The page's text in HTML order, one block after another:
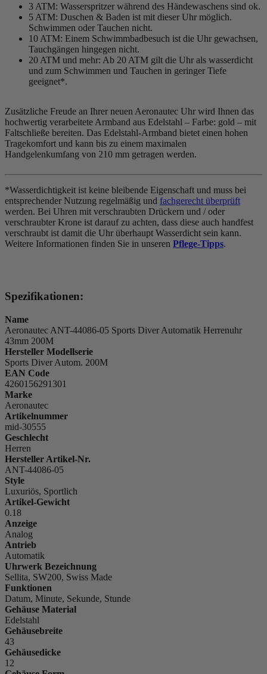
3 ATM: Wasserspritzer während des Händewaschens sind ok.
5 ATM: Duschen & Baden ist mit dieser Uhr möglich.
Schwimmen oder Tauchen nicht.
10 ATM: Einem Schwimmbadbesuch ist die Uhr gewachsen,
Tauchgängen hingegen nicht.
20 ATM und mehr: Ab 20 ATM gilt die Uhr als wasserdicht
und zum Schwimmen und Tauchen in geringer Tiefe
geeignet*.
Zusätzliche Freude an Ihrer neuen Aeronautec Uhr wird Ihnen das
hochwertig verarbeitete Armband aus Edelstahl – Farbe: gold – mit
Faltschließe bereiten. Das Edelstahl-Armband bietet einen hohen
Tragekomfort und kann bis zu einem maximalen
Handgelenkumfang von 210 mm getragen werden.
*Wasserdichtigkeit ist keine bleibende Eigenschaft und muss bei
entsprechender Nutzung regelmäßig und fachgerecht überprüft
werden. Bei Uhren mit verschraubten Drückern und / oder
verschraubter Krone ist darauf zu achten, dass diese auch handfest
verschraubt ist damit die Uhr überhaupt Wasserdicht sein kann.
Weitere Informationen finden Sie in unseren Pflege-Tipps.
Spezifikationen:
Name
Aeronautec ANT-44086-05 Sports Diver Automatik Herrenuhr
43mm 200M
Hersteller Modellserie
Sports Diver Autom. 200M
EAN Code
4260156291301
Marke
Aeronautec
Artikelnummer
mid-30555
Geschlecht
Herren
Hersteller Artikel-Nr.
ANT-44086-05
Style
Luxuriös, Sportlich
Artikel-Gewicht
0.18
Anzeige
Analog
Antrieb
Automatik
Uhrwerk Bezeichnung
Sellita, SW200, Swiss Made
Funktionen
Datum, Minute, Sekunde, Stunde
Gehäuse Material
Edelstahl
Gehäusebreite
43
Gehäusedicke
12